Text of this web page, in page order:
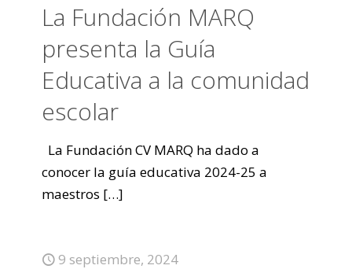
La Fundación MARQ
presenta la Guía
Educativa a la comunidad
escolar
La Fundación CV MARQ ha dado a
conocer la guía educativa 2024-25 a
maestros […]
9 septiembre, 2024